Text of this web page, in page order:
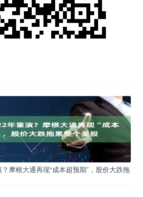
摩根大通再现“成本超预期”，股价大跌拖